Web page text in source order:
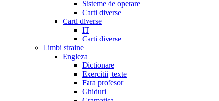
Sisteme de operare
Carti diverse
Carti diverse
IT
Carti diverse
Limbi straine
Engleza
Dictionare
Exercitii, texte
Fara profesor
Ghiduri